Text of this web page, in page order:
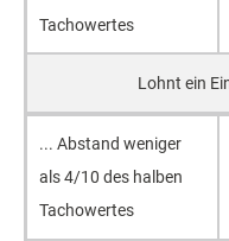
Ta­cho­wer­tes
... Ab­stand we­ni­ger
als 4/10 des hal­ben
Ta­cho­wer­tes